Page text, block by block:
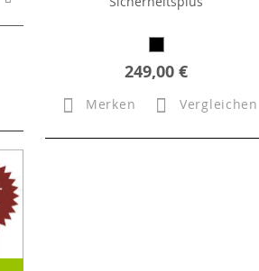
249,00 €
Merken Vergleichen